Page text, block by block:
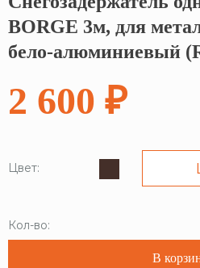
Кликните, чтобы скопировать
BORGE 3м, для
бело-алюминиевый
2 600 ₽
Цвет:
Кол-во:
В